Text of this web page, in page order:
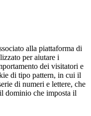
alla piattaforma di
per aiutare i
dei visitatori e
di tipo pattern, in cui il
di numeri e lettere, che
dominio che imposta il